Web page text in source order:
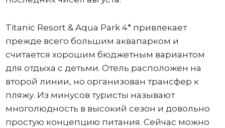
Titanic Resort & Aqua Park 4* привлекает
прежде всего большим аквапарком и
считается хорошим бюджетным вариантом
для отдыха с детьми. Отель расположен на
второй линии, но организован трансфер к
пляжу. Из минусов туристы называют
многолюдность в высокий сезон и довольно
простую концепцию питания. Сейчас можно